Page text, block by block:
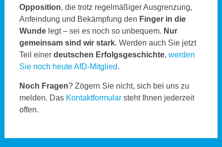
Opposition, die trotz regelmäßiger Ausgrenzung,
Anfeindung und Bekämpfung den Finger in die
Wunde legt – sei es noch so unbequem. Nur
gemeinsam sind wir stark. Werden auch Sie jetzt
Teil einer deutschen Erfolgsgeschichte, werden
Sie noch heute AfD-Mitglied.
Noch Fragen? Zögern Sie nicht, sich bei uns zu
melden. Das Kontaktformularsteht Ihnen jederzeit
offen.